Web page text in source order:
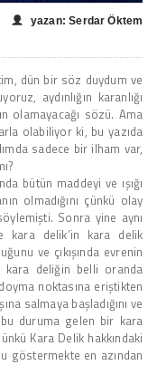
yazan: Serdar Öktem
dün bir söz duydum ve
aydınlığın karanlığı
olamayacağı sözü. Ama
olabiliyor ki, bu yazıda
sadece bir ilham var,
bütün maddeyi ve ışığı
olmadığını çünkü olay
Sonra yine aynı
kara delik’in kara delik
ve çıkışında evrenin
kara deliğin belli oranda
noktasına eriştikten
salmaya başladığını ve
duruma gelen bir kara
Kara Delik hakkındaki
göstermekte en azından